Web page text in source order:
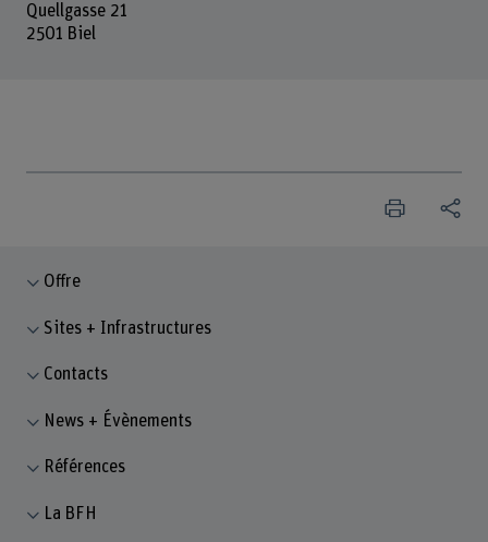
Quellgasse 21
2501 Biel
Offre
Sites + Infrastructures
Contacts
News + Évènements
Références
La BFH